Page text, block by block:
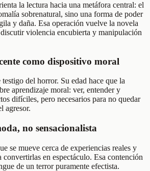
la lectura hacia una metáfora central: el
sobrenatural, sino una forma de poder
y daña. Esa operación vuelve la novela
violencia encubierta y manipulación
como dispositivo moral
del horror. Su edad hace que la
aprendizaje moral: ver, entender y
difíciles, pero necesarios para no quedar
agresor.
no sensacionalista
se mueve cerca de experiencias reales y
en espectáculo. Esa contención
de un terror puramente efectista.